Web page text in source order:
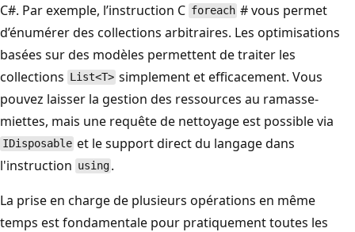
C#. Par exemple, l’instruction C foreach # vous permet
d’énumérer des collections arbitraires. Les optimisations
basées sur des modèles permettent de traiter les
collections List<T> simplement et efficacement. Vous
pouvez laisser la gestion des ressources au ramasse-
miettes, mais une requête de nettoyage est possible via
IDisposable et le support direct du langage dans
l'instruction using .
La prise en charge de plusieurs opérations en même
temps est fondamentale pour pratiquement toutes les